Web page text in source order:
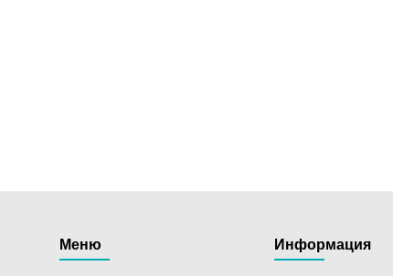
Меню Информация